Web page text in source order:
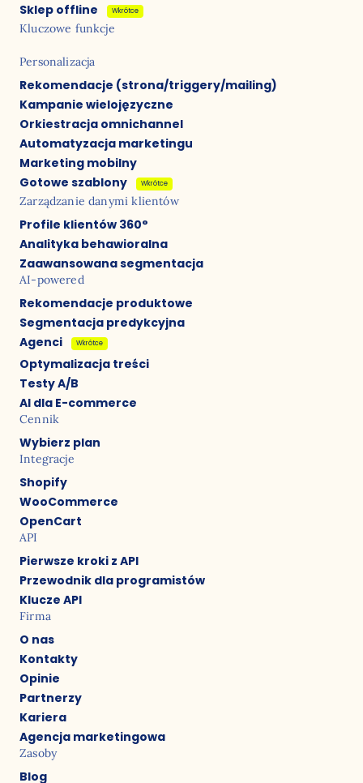
Sklep offline
Wkrótce
Kluczowe funkcje
Personalizacja
Rekomendacje (strona/triggery/mailing)
Kampanie wielojęzyczne
Orkiestracja omnichannel
Automatyzacja marketingu
Marketing mobilny
Gotowe szablony
Wkrótce
Zarządzanie danymi klientów
Profile klientów 360°
Analityka behawioralna
Zaawansowana segmentacja
AI-powered
Rekomendacje produktowe
Segmentacja predykcyjna
Agenci
Wkrótce
Optymalizacja treści
Testy A/B
AI dla E-commerce
Cennik
Wybierz plan
Integracje
Shopify
WooCommerce
OpenCart
API
Pierwsze kroki z API
Przewodnik dla programistów
Klucze API
Firma
O nas
Kontakty
Opinie
Partnerzy
Kariera
Agencja marketingowa
Zasoby
Blog